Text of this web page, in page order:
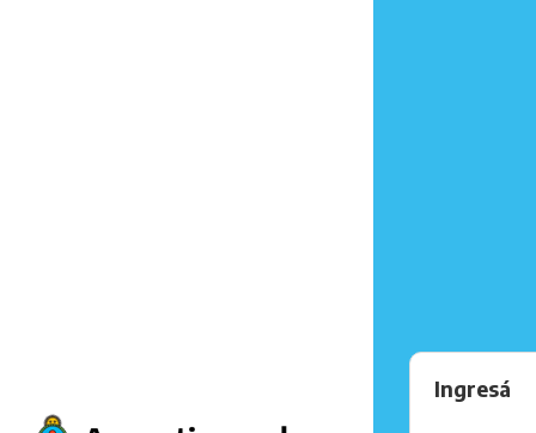
Ingresá